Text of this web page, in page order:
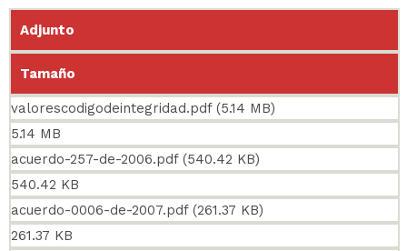
Adjunto
Tamaño
valorescodigodeintegridad.pdf (5.14 MB)
5.14 MB
acuerdo-257-de-2006.pdf (540.42 KB)
540.42 KB
acuerdo-0006-de-2007.pdf (261.37 KB)
261.37 KB